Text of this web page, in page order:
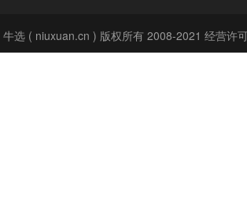
牛选 ( niuxuan.cn ) 版权所有 2008-2021 经营许